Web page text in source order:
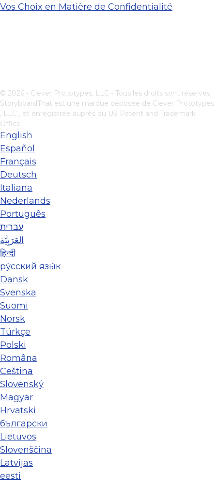
Vos Choix en Matière de Confidentialité
© 2026 - Clever Prototypes, LLC - Tous les droits sont réservés.
StoryboardThat est une marque déposée de Clever Prototypes
, LLC , et enregistrée auprès du US Patent and Trademark
Office
English
Español
Français
Deutsch
Italiana
Nederlands
Português
עברית
العَرَبِيَّة
हिन्दी
ру́сский язы́к
Dansk
Svenska
Suomi
Norsk
Türkçe
Polski
Româna
Ceština
Slovenský
Magyar
Hrvatski
български
Lietuvos
Slovenščina
Latvijas
eesti